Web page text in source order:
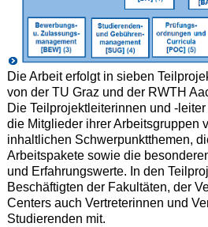
Die Arbeit erfolgt in sieben
von der TU Graz und der RWTH
Die Teilprojektleiterinnen und -
die Mitglieder ihrer Arbeitsgruppen
inhaltlichen Schwerpunktthemen,
Arbeitspakete sowie die
und Erfahrungswerte. In den
Beschäftigten der Fakultäten, der
Centers auch Vertreterinnen und
Studierenden mit.